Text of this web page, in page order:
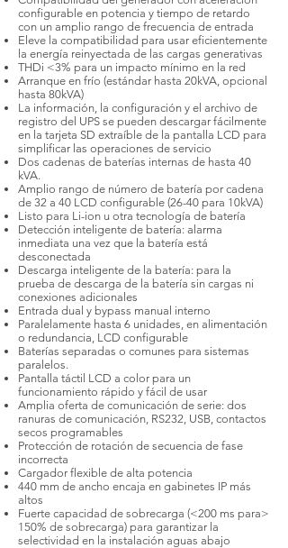
configurable en potencia y tiempo de retardo
con un amplio rango de frecuencia de entrada
Eleve la compatibilidad para usar eficientemente
la energía reinyectada de las cargas generativas
THDi <3% para un impacto mínimo en la red
Arranque en frío (estándar hasta 20kVA, opcional
hasta 80kVA)
La información, la configuración y el archivo de
registro del UPS se pueden descargar fácilmente
en la tarjeta SD extraíble de la pantalla LCD para
simplificar las operaciones de servicio
Dos cadenas de baterías internas de hasta 40
kVA.
Amplio rango de número de batería por cadena
de 32 a 40 LCD configurable (26-40 para 10kVA)
Listo para Li-ion u otra tecnología de batería
Detección inteligente de batería: alarma
inmediata una vez que la batería está
desconectada
Descarga inteligente de la batería: para la
prueba de descarga de la batería sin cargas ni
conexiones adicionales
Entrada dual y bypass manual interno
Paralelamente hasta 6 unidades, en alimentación
o redundancia, LCD configurable
Baterías separadas o comunes para sistemas
paralelos.
Pantalla táctil LCD a color para un
funcionamiento rápido y fácil de usar
Amplia oferta de comunicación de serie: dos
ranuras de comunicación, RS232, USB, contactos
secos programables
Protección de rotación de secuencia de fase
incorrecta
Cargador flexible de alta potencia
440 mm de ancho encaja en gabinetes IP más
altos
Fuerte capacidad de sobrecarga (<200 ms para>
150% de sobrecarga) para garantizar la
selectividad en la instalación aguas abajo